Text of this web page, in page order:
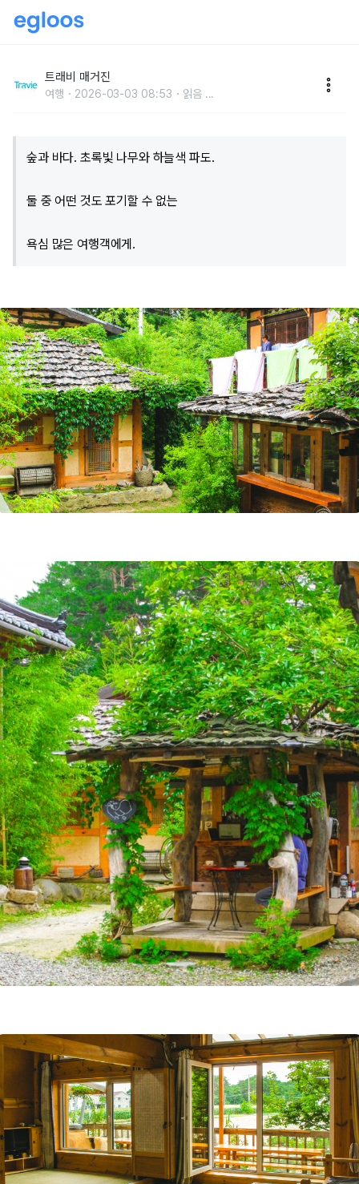
트래비 매거진
여행 2026-03-03 08:53 읽음 ...
숲과 바다. 초록빛 나무와 하늘색 파도.
둘 중 어떤 것도 포기할 수 없는
욕심 많은 여행객에게.